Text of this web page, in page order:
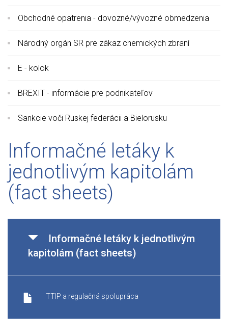
Obchodné opatrenia - dovozné/vývozné obmedzenia
Národný orgán SR pre zákaz chemických zbraní
E - kolok
BREXIT - informácie pre podnikateľov
Sankcie voči Ruskej federácii a Bielorusku
Informačné letáky k
jednotlivým kapitolám
(fact sheets)
Informačné letáky k jednotlivým
kapitolám (fact sheets)
TTIP a regulačná spolupráca